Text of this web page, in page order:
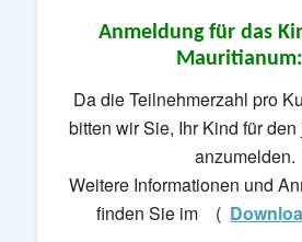
Anmeldung für das
Mauritianum:
Da die Teilnehmerzahl pro
bitten wir Sie, Ihr Kind für
anzumelden.
Weitere Informationen und
finden Sie im (